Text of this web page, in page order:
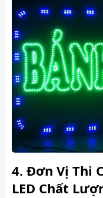
Đơn Vị Thi
LED Chất